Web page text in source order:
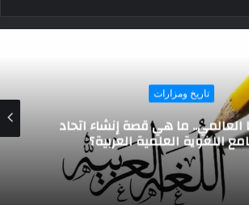
تاريخ ومزارات
العريش..آثار من عبق التاريخ